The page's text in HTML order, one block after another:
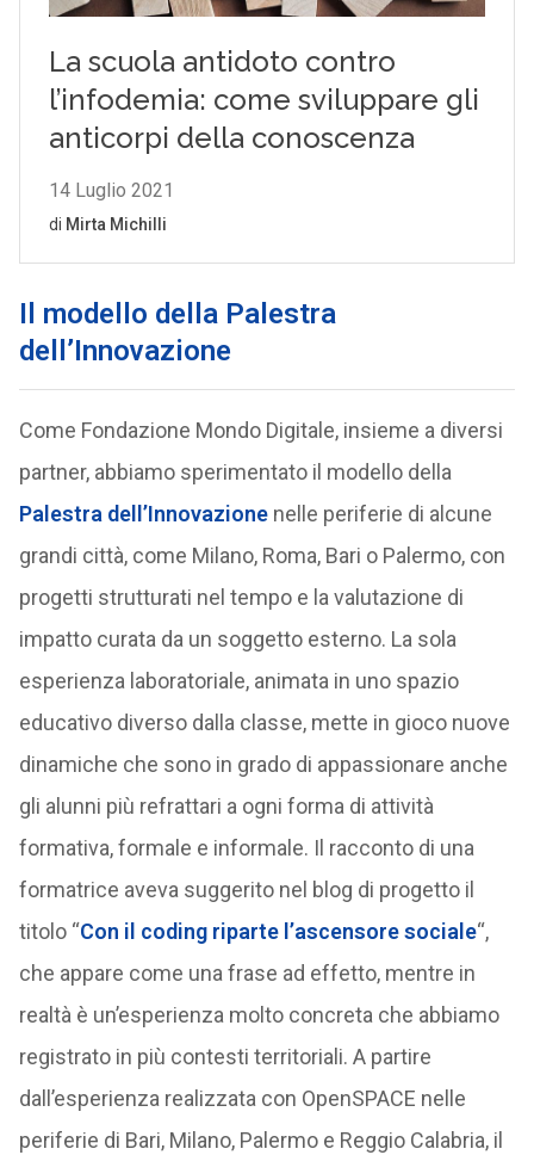
Il modello della Palestra
dell’Innovazione
Come Fondazione Mondo Digitale, insieme a diversi
partner, abbiamo sperimentato il modello della
Palestra dell’Innovazionenelle periferie di alcune
grandi città, come Milano, Roma, Bari o Palermo, con
progetti strutturati nel tempo e la valutazione di
impatto curata da un soggetto esterno. La sola
esperienza laboratoriale, animata in uno spazio
educativo diverso dalla classe, mette in gioco nuove
dinamiche che sono in grado di appassionare anche
gli alunni più refrattari a ogni forma di attività
formativa, formale e informale. Il racconto di una
formatrice aveva suggerito nel blog di progetto il
titolo “Con il coding riparte l’ascensore sociale“,
che appare come una frase ad effetto, mentre in
realtà è un’esperienza molto concreta che abbiamo
registrato in più contesti territoriali. A partire
dall’esperienza realizzata con OpenSPACE nelle
periferie di Bari, Milano, Palermo e Reggio Calabria, il